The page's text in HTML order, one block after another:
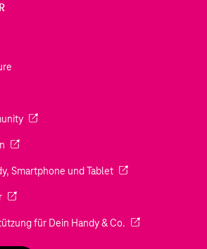
neuen Tab geöffnet)
(Wird in einem neuen Tab geöffnet)
(Wird in einem neuen Tab geöffnet)
Smartphone und Tablet(Wird in einem
(Wird in einem neuen Tab geöffnet)
für Dein Handy & Co. (Wird in einem